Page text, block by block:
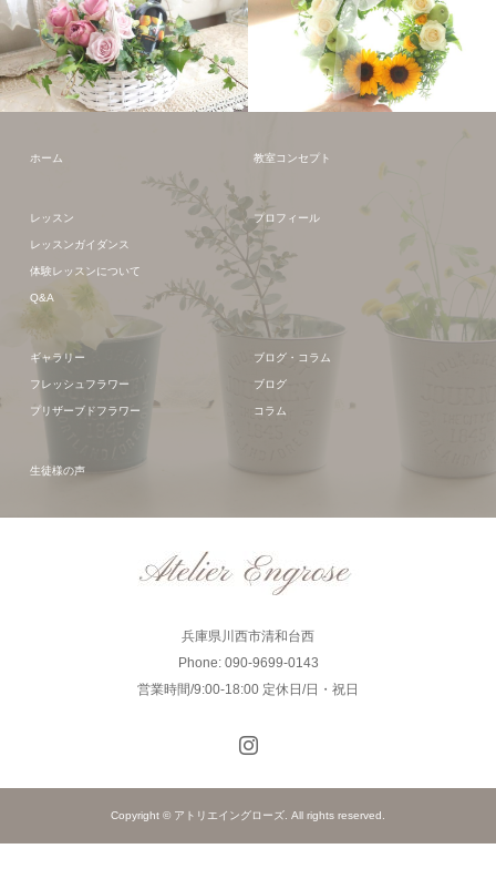
フレッシュフラワー フレッシュフラワー
ホーム 教室コンセプト
レッスン
レッスンガイダンス
体験レッスンについて
Q&A
プロフィール
ギャラリー
フレッシュフラワー
プリザーブドフラワー
ブログ・コラム
ブログ
コラム
生徒様の声
兵庫県川西市清和台西
Phone: 090-9699-0143
営業時間/9:00-18:00 定休日/日・祝日
Copyright © アトリエイングローズ. All rights reserved.